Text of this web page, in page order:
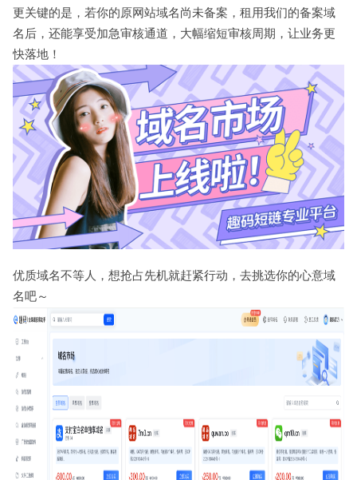
更关键的是，若你的原网站域名尚未备案，租用我们的备案域
名后，还能享受加急审核通道，大幅缩短审核周期，让业务更
快落地！​
优质域名不等人，想抢占先机就赶紧行动，去挑选你的心意域
名吧～